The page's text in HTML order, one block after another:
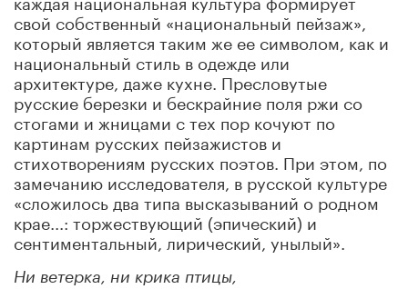
свой собственный «национальный пейзаж»,
который является таким же ее символом, как и
национальный стиль в одежде или
архитектуре, даже кухне. Пресловутые
русские березки и бескрайние поля ржи со
стогами и жницами с тех пор кочуют по
картинам русских пейзажистов и
стихотворениям русских поэтов. При этом, по
замечанию исследователя, в русской культуре
«сложилось два типа высказываний о родном
крае...: торжествующий (эпический) и
сентиментальный, лирический, унылый».
Ни ветерка, ни крика птицы,